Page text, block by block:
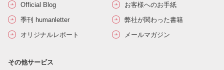
Official Blog
お客様へのお手紙
季刊 humanletter
弊社が関わった書籍
オリジナルレポート
メールマガジン
その他サービス